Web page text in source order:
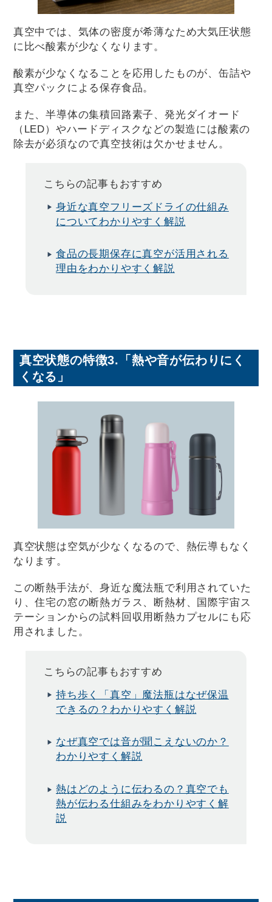
真空中では、気体の密度が希薄なため大気圧状態
に比べ酸素が少なくなります。
酸素が少なくなることを応用したものが、缶詰や
真空パックによる保存食品。
また、半導体の集積回路素子、発光ダイオード
（LED）やハードディスクなどの製造には酸素の
除去が必須なので真空技術は欠かせません。
こちらの記事もおすすめ
身近な真空フリーズドライの仕組み
についてわかりやすく解説
食品の長期保存に真空が活用される
理由をわかりやすく解説
真空状態の特徴3.「熱や音が伝わりにく
くなる」
真空状態は空気が少なくなるので、熱伝導もなく
なります。
この断熱手法が、身近な魔法瓶で利用されていた
り、住宅の窓の断熱ガラス、断熱材、国際宇宙ス
テーションからの試料回収用断熱カプセルにも応
用されました。
こちらの記事もおすすめ
持ち歩く「真空」魔法瓶はなぜ保温
できるの？わかりやすく解説
なぜ真空では音が聞こえないのか？
わかりやすく解説
熱はどのように伝わるの？真空でも
熱が伝わる仕組みをわかりやすく解
説